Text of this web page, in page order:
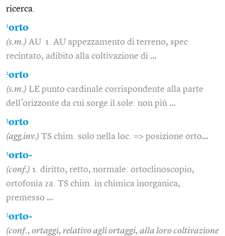
ricerca.
1orto
(s.m.) AU 1. AU appezzamento di terreno, spec.
recintato, adibito alla coltivazione di …
2orto
(s.m.) LE punto cardinale corrispondente alla parte
dell’orizzonte da cui sorge il sole: non più …
3orto
(agg.inv.) TS chim. solo nella loc. => posizione orto…
1orto-
(conf.) 1. diritto, retto, normale: ortoclinoscopio,
ortofonia 2a. TS chim. in chimica inorganica,
premesso …
2orto-
(conf., ortaggi, relativo agli ortaggi, alla loro coltivazione